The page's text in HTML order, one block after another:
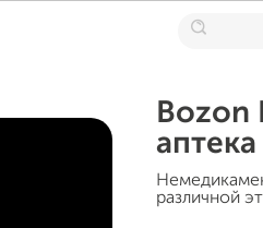
Bozon
различной